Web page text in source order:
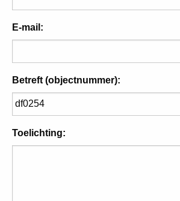
E-mail:
Betreft (objectnummer):
Toelichting: